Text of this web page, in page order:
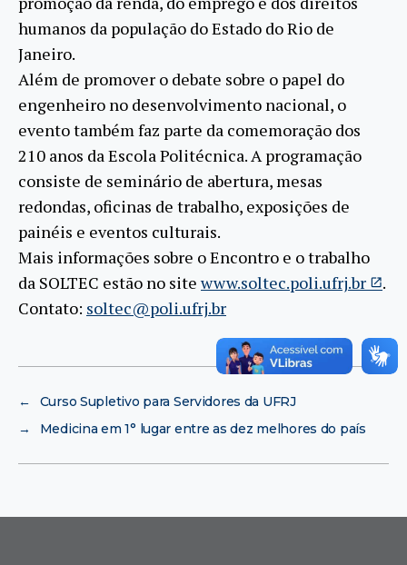
humanos da população do Estado do Rio de
Janeiro.
Além de promover o debate sobre o papel do
engenheiro no desenvolvimento nacional, o
evento também faz parte da comemoração dos
210 anos da Escola Politécnica. A programação
consiste de seminário de abertura, mesas
redondas, oficinas de trabalho, exposições de
painéis e eventos culturais.
Mais informações sobre o Encontro e o trabalho
da SOLTEC estão no sitewww.soltec.poli.ufrj.br
.
Contato: soltec@poli.ufrj.br
←
Curso Supletivo para Servidores da UFRJ
→
Medicina em 1° lugar entre as dez melhores do país